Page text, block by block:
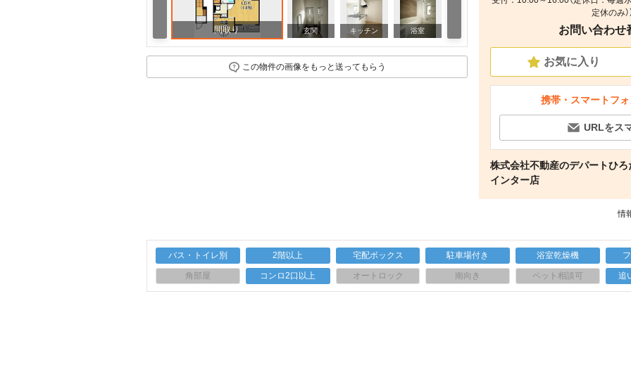
間取り 玄関 キッチン 浴室 リビング/ダイニング
この物件の画像をもっと送ってもらう
定休のみ
お問い合わせ
お気に入り
携帯・スマートフ
URLをス
株式会社不動産のデパートひ
インター店
情
バス・トイレ別 2階以上 宅配ボックス 駐車場付き 浴室乾燥機
角部屋 コンロ2口以上 オートロック 南向き ペット相談可 追